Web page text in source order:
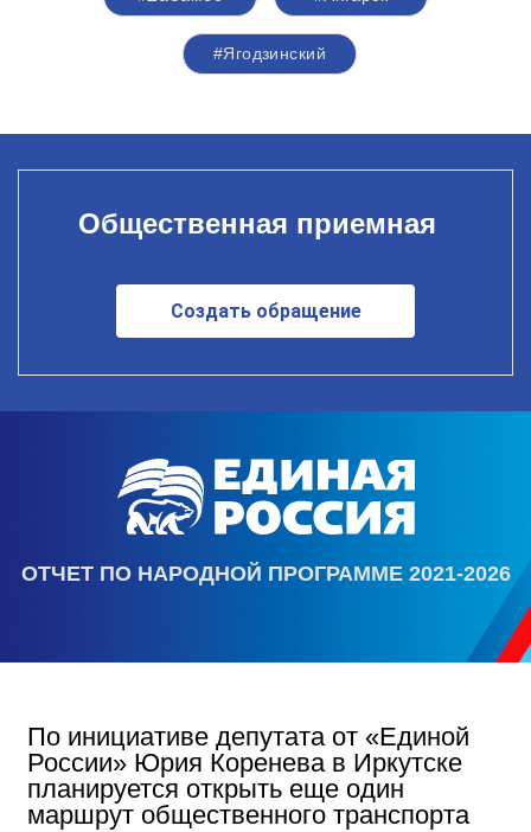
#Ягодзинский
Общественная приемная
Создать обращение
ОТЧЕТ ПО НАРОДНОЙ ПРОГРАММЕ 2021-2026
По инициативе депутата от «Единой
России» Юрия Коренева в Иркутске
планируется открыть еще один
маршрут общественного транспорта